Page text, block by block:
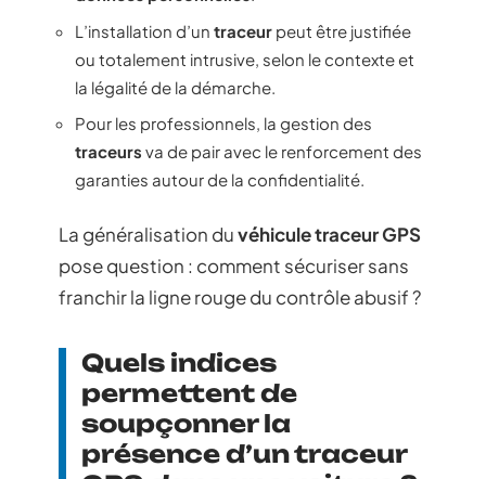
L’installation d’un traceur peut être justifiée
ou totalement intrusive, selon le contexte et
la légalité de la démarche.
Pour les professionnels, la gestion des
traceurs va de pair avec le renforcement des
garanties autour de la confidentialité.
La généralisation duvéhicule traceur GPS
pose question : comment sécuriser sans
franchir la ligne rouge du contrôle abusif ?
Quels indices
permettent de
soupçonner la
présence d’un traceur